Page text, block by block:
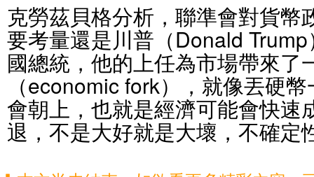
克勞茲貝格分析，聯準會對貨幣
要考量還是川普（Donald
國總統，他的上任為市場帶來了
（economic fork），就像丟硬
會朝上，也就是經濟可能會快速
退，不是大好就是大壞，不確定